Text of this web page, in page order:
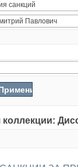
коллекции: